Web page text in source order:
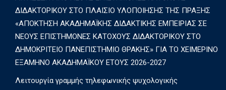
ΔΙΔΑΚΤΟΡΙΚΟΥ ΣΤΟ ΠΛΑΙΣΙΟ ΥΛΟΠΟΙΗΣΗΣ ΤΗΣ ΠΡΑΞΗΣ
«ΑΠΟΚΤΗΣΗ ΑΚΑΔΗΜΑΪΚΗΣ ΔΙΔΑΚΤΙΚΗΣ ΕΜΠΕΙΡΙΑΣ ΣΕ
ΝΕΟΥΣ ΕΠΙΣΤΗΜΟΝΕΣ ΚΑΤΟΧΟΥΣ ΔΙΔΑΚΤΟΡΙΚΟΥ ΣΤΟ
ΔΗΜΟΚΡΙΤΕΙΟ ΠΑΝΕΠΙΣΤΗΜΙΟ ΘΡΑΚΗΣ» ΓΙΑ ΤΟ ΧΕΙΜΕΡΙΝΟ
ΕΞΑΜΗΝΟ ΑΚΑΔΗΜΑΪΚΟΥ ΕΤΟΥΣ 2026-2027
Λειτουργία γραμμής τηλεφωνικής ψυχολογικής